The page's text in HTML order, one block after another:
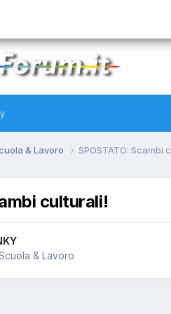
& Lavoro SPOSTATO: Scambi
culturali!
& Lavoro